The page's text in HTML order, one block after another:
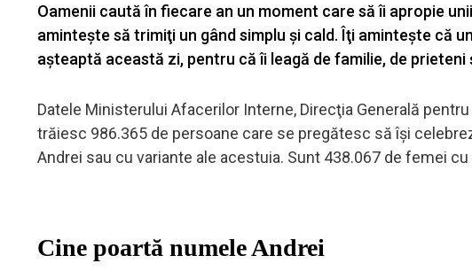
Oamenii caută în fiecare an un moment care să îi apropie
aminteşte să trimiţi un gând simplu şi cald. Îţi aminteşte că
aşteaptă această zi, pentru că îi leagă de familie, de prieteni
Datele Ministerului Afacerilor Interne, Direcţia Generală
trăiesc 986.365 de persoane care se pregătesc să îşi
Andrei sau cu variante ale acestuia. Sunt 438.067 de femei
Cine poartă numele Andrei